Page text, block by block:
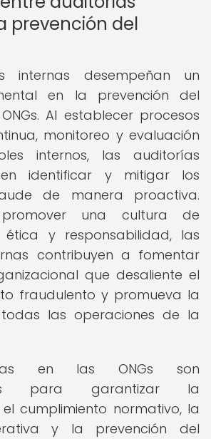
prevención del
internas desempeñan un
en la prevención del
Al establecer procesos
monitoreo y evaluación
internos, las auditorías
identificar y mitigar los
de manera proactiva.
una cultura de
ética y responsabilidad, las
contribuyen a fomentar
que desaliente el
fraudulento y promueva la
las operaciones de la
en las ONGs son
para garantizar la
cumplimiento normativo, la
y la prevención del